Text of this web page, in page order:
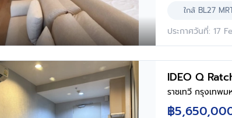
ใกล้ BL27
ประกาศวันที่: 17
IDEO Q
ราชเทวี กรุงเทพม
฿